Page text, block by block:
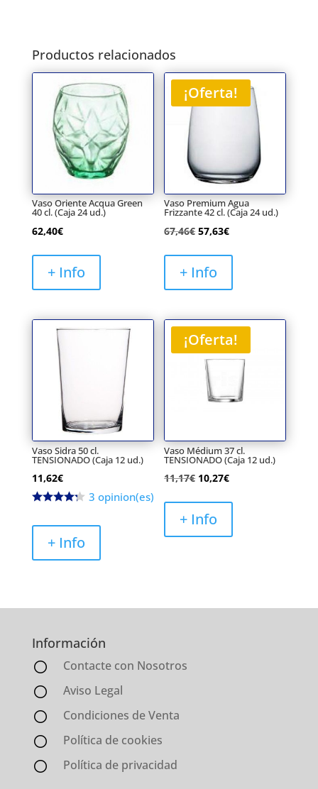
Productos relacionados
Vaso Oriente Acqua Green
40 cl. (Caja 24 ud.)
62,40€
+ Info
¡Oferta!
Vaso Premium Agua
Frizzante 42 cl. (Caja 24 ud.)
67,46€ El
original
era:
57,63€El
es:
+ Info
Vaso Sidra 50 cl.
TENSIONADO (Caja 12 ud.)
11,62€
3 opinion(es)
+ Info
¡Oferta!
Vaso Médium 37 cl.
TENSIONADO (Caja 12 ud.)
11,17€ El
original
era:
10,27€El
es:
+ Info
Información
Contacte con Nosotros
Aviso Legal
Condiciones de Venta
Política de cookies
Política de privacidad